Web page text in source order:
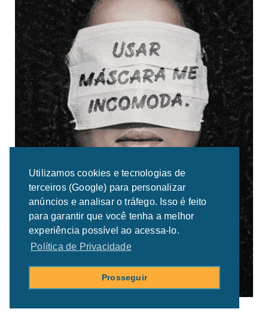
Utilizamos cookies e tecnologias de
terceiros (Google) para personalizar
anúncios e analisar o tráfego. Isso é feito
para garantir que você tenha a melhor
experiência possível ao acessa-lo.
Política de Privacidade
Prosseguir